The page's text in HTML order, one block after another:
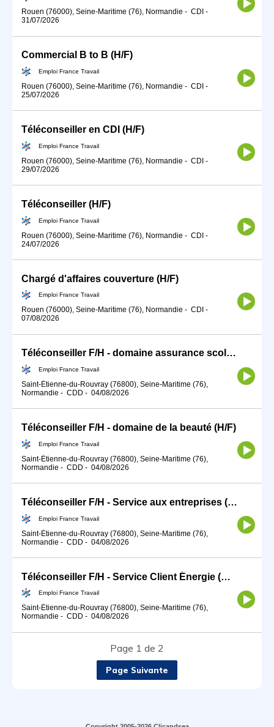
Rouen (76000), Seine-Maritime (76), Normandie - CDI -
31/07/2026
Commercial B to B (H/F)
Emploi France Travail
Rouen (76000), Seine-Maritime (76), Normandie - CDI -
25/07/2026
Téléconseiller en CDI (H/F)
Emploi France Travail
Rouen (76000), Seine-Maritime (76), Normandie - CDI -
29/07/2026
Téléconseiller (H/F)
Emploi France Travail
Rouen (76000), Seine-Maritime (76), Normandie - CDI -
24/07/2026
Chargé d'affaires couverture (H/F)
Emploi France Travail
Rouen (76000), Seine-Maritime (76), Normandie - CDI -
07/08/2026
Téléconseiller F/H - domaine assurance scolaire (H/F)
Emploi France Travail
Saint-Étienne-du-Rouvray (76800), Seine-Maritime (76),
Normandie - CDD - 04/08/2026
Téléconseiller F/H - domaine de la beauté (H/F)
Emploi France Travail
Saint-Étienne-du-Rouvray (76800), Seine-Maritime (76),
Normandie - CDD - 04/08/2026
Téléconseiller F/H - Service aux entreprises (H/F)
Emploi France Travail
Saint-Étienne-du-Rouvray (76800), Seine-Maritime (76),
Normandie - CDD - 04/08/2026
Téléconseiller F/H - Service Client Énergie (H/F)
Emploi France Travail
Saint-Étienne-du-Rouvray (76800), Seine-Maritime (76),
Normandie - CDD - 04/08/2026
Page 1 de 2
Page Suivante